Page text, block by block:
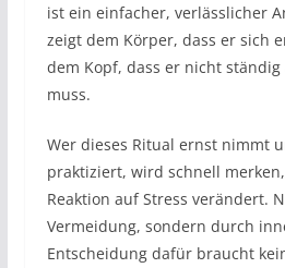
ist ein einfacher, verlässlicher
zeigt dem Körper, dass er sich
dem Kopf, dass er nicht
muss.
Wer dieses Ritual ernst nimmt
praktiziert, wird schnell
Reaktion auf Stress verändert.
Vermeidung, sondern durch
Entscheidung dafür braucht